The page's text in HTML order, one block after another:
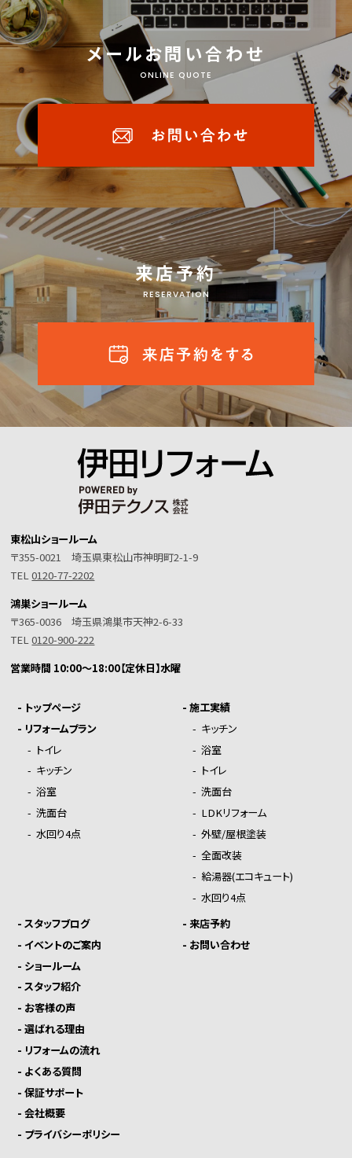
メールお問い合わせ
ONLINE QUOTE
来店予約
RESERVATION
東松山ショールーム
〒355-0021 埼玉県東松山市神明町2-1-9
TEL0120-77-2202
鴻巣ショールーム
〒365-0036 埼玉県鴻巣市天神2-6-33
TEL0120-900-222
営業時間 10:00～18:00【定休日】水曜
- トップページ
- リフォームプラン
- トイレ
- キッチン
- 浴室
- 洗面台
- 水回り4点
-施工実績
- キッチン
-浴室
- トイレ
-洗面台
- LDKリフォーム
-外壁/屋根塗装
-全面改装
- 給湯器(エコキュート)
-水回り4点
- スタッフブログ
- イベントのご案内
- ショールーム
- スタッフ紹介
- お客様の声
- 選ばれる理由
- リフォームの流れ
- よくある質問
- 保証サポート
- 会社概要
- プライバシーポリシー
-来店予約
- お問い合わせ